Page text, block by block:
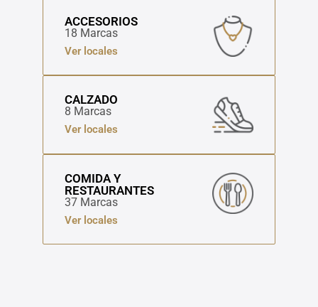
ACCESORIOS
18 Marcas
Ver locales
CALZADO
8 Marcas
Ver locales
COMIDA Y
RESTAURANTES
37 Marcas
Ver locales